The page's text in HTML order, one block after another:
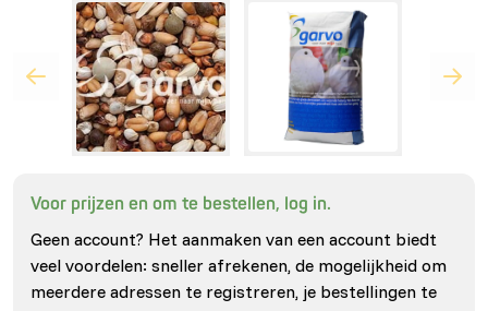
Voor prijzen en om te bestellen, log in.
Geen account? Het aanmaken van een account biedt
veel voordelen: sneller afrekenen, de mogelijkheid om
meerdere adressen te registreren, je bestellingen te